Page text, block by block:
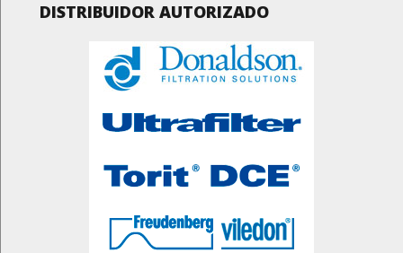
DISTRIBUIDOR AUTORIZADO